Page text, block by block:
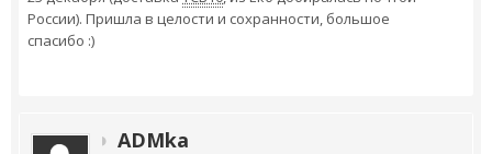
России). Пришла в целости и сохранности, большое
спасибо :)
ADMka